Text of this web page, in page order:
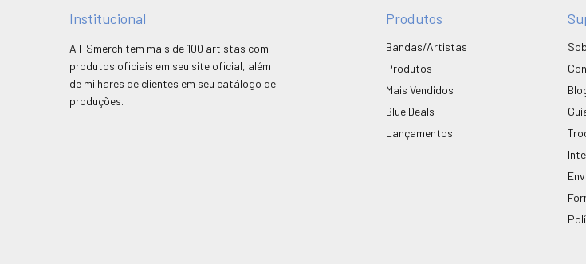
Institucional
A HSmerch tem mais de 100 artistas com
produtos oficiais em seu site oficial, além
de milhares de clientes em seu catálogo de
produções.
Produtos
Bandas/Artistas
Produtos
Mais Vendidos
Blue Deals
Lançamentos